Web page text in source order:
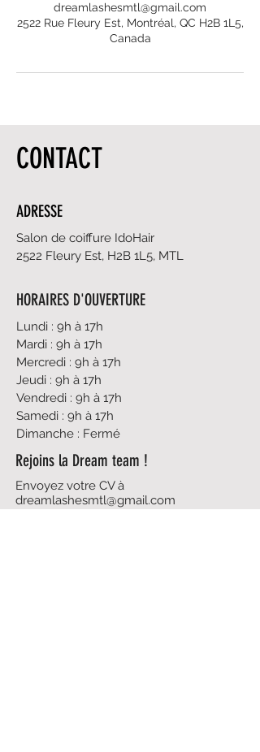
dreamlashesmtl@gmail.com
2522 Rue Fleury Est, Montréal, QC H2B 1L5,
Canada
CONTACT
ADRESSE
Salon de coiffure IdoHair
2522 Fleury Est, H2B 1L5, MTL
HORAIRES D'OUVERTURE
Lundi : 9h à 17h
Mardi : 9h à 17h
Mercredi : 9h à 17h
Jeudi : 9h à 17h
Vendredi : 9h à 17h
Samedi : 9h à 17h
Dimanche : Fermé
Rejoins la Dream team !
Envoyez votre CV à
dreamlashesmtl@gmail.com